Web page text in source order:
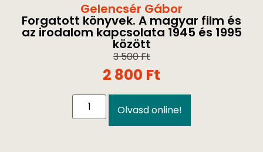
Gelencsér Gábor
Forgatott könyvek. A magyar film és
az irodalom kapcsolata 1945 és 1995
között
3 500Ft
2 800 Ft
Olvasd online!